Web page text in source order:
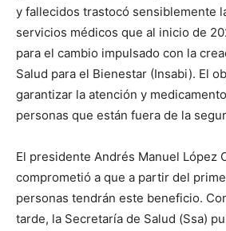
y fallecidos trastocó sensiblemente
servicios médicos que al inicio de
para el cambio impulsado con la
Salud para el Bienestar (Insabi). El
garantizar la atención y
personas que están fuera de la
El presidente Andrés Manuel López
comprometió a que a partir del
personas tendrán este beneficio.
tarde, la Secretaría de Salud (Ssa)